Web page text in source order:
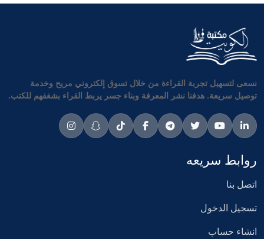
نسعى لتسهيل تجربة القراءة من خلال تسوق إلكتروني مريح وخدمة
توصيل سريعة. هدفنا نشر المعرفة وبناء جسر يربط القراء بشغفهم للكتب.
روابط سريعه
اتصل بنا
تسجيل الدخول
انشاء حساب